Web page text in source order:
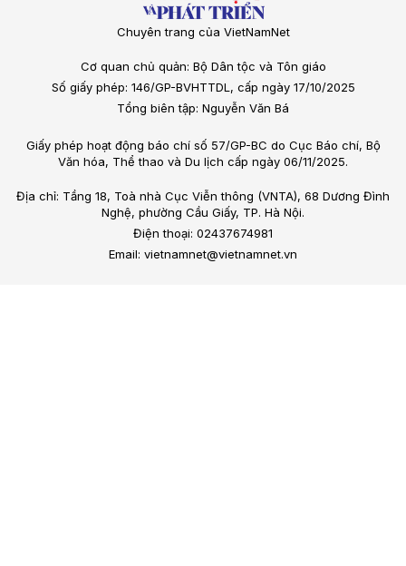
Chuyên trang của VietNamNet
Cơ quan chủ quản: Bộ Dân tộc và Tôn giáo
Số giấy phép: 146/GP-BVHTTDL, cấp ngày 17/10/2025
Tổng biên tập: Nguyễn Văn Bá
Giấy phép hoạt động báo chí số 57/GP-BC do Cục Báo chí, Bộ
Văn hóa, Thể thao và Du lịch cấp ngày 06/11/2025.
Địa chỉ: Tầng 18, Toà nhà Cục Viễn thông (VNTA), 68 Dương Đình
Nghệ, phường Cầu Giấy, TP. Hà Nội.
Điện thoại: 02437674981
Email: vietnamnet@vietnamnet.vn